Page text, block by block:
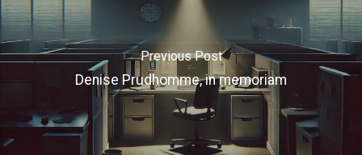
Previous Post
Denise Prudhomme, in memoriam